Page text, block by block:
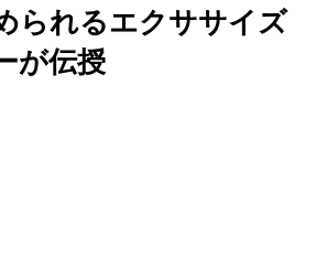
られるエクササイズ
が伝授